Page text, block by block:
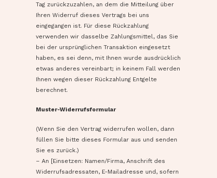
Tag zurückzuzahlen, an dem die Mitteilung über
Ihren Widerruf dieses Vertrags bei uns
eingegangen ist. Für diese Rückzahlung
verwenden wir dasselbe Zahlungsmittel, das Sie
bei der ursprünglichen Transaktion eingesetzt
haben, es sei denn, mit Ihnen wurde ausdrücklich
etwas anderes vereinbart; in keinem Fall werden
Ihnen wegen dieser Rückzahlung Entgelte
berechnet.
Muster-Widerrufsformular
(Wenn Sie den Vertrag widerrufen wollen, dann
füllen Sie bitte dieses Formular aus und senden
Sie es zurück.)
– An [Einsetzen: Namen/Firma, Anschrift des
Widerrufsadressaten, E-Mailadresse und, sofern